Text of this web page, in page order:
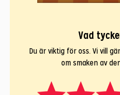
Vad
Du är viktig för oss. Vi vill
om smaken av